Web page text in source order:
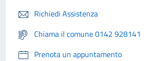
Richiedi Assistenza
Chiama il comune 0142 928141
Prenota un appuntamento